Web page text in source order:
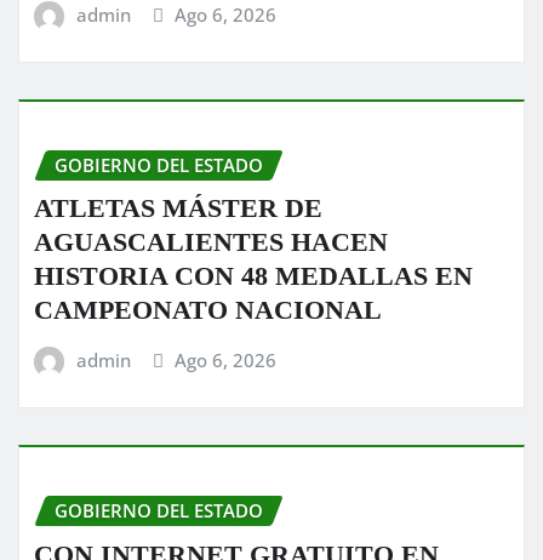
admin Ago 6, 2026
GOBIERNO DEL ESTADO
ATLETAS MÁSTER DE
AGUASCALIENTES HACEN
HISTORIA CON 48 MEDALLAS EN
CAMPEONATO NACIONAL
admin Ago 6, 2026
GOBIERNO DEL ESTADO